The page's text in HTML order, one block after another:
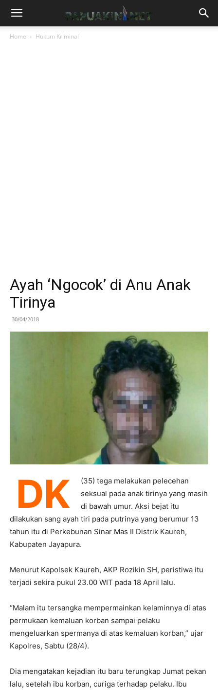
Home Hukum Kriminal
Ayah ‘Ngocok’ di Anu Anak
Tirinya
30/04/2018
DK
(35) tega melakukan pelecehan
seksual pada anak tirinya yang masih
di bawah umur. Aksi bejat itu
dilakukan sang ayah tiri pada putrinya yang berumur 13
tahun itu di Perkebunan Sinar Mas II Distrik Kaureh,
Kabupaten Jayapura.
Menurut Kapolsek Kaureh, AKP Rozikin SH, peristiwa itu
terjadi sekira pukul 23.00 WIT pada 18 April lalu.
“Malam itu tersangka mempermainkan kelaminnya di atas
permukaan kemaluan korban sampai pelaku
mengeluarkan spermanya di atas kemaluan korban,” ujar
Kapolres, Sabtu (28/4).
Dia mengatakan kejadian itu baru terungkap Jumat pekan
lalu, setelah ibu korban, curiga terhadap pelaku. Ibu